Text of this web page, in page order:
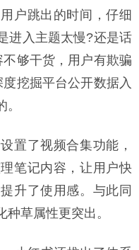
户跳出的时间，仔细
进入主题太慢?还是话
够干货，用户有欺骗
挖掘平台公开数据入
置了视频合集功能，
笔记内容，让用户快
升了使用感。与此同
草属性更突出。